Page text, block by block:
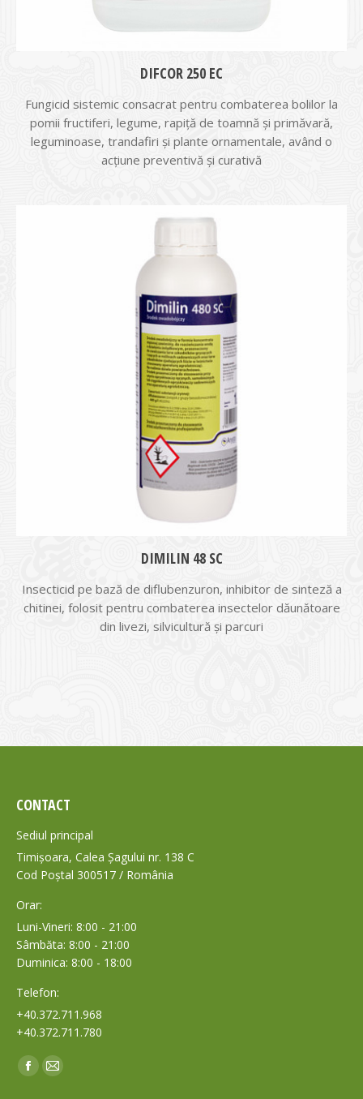
DIFCOR 250 EC
Fungicid sistemic consacrat pentru combaterea bolilor la
pomii fructiferi, legume, rapiţă de toamnă şi primăvară,
leguminoase, trandafiri şi plante ornamentale, având o
acţiune preventivă şi curativă
DIMILIN 48 SC
Insecticid pe bază de diflubenzuron, inhibitor de sinteză a
chitinei, folosit pentru combaterea insectelor dăunătoare
din livezi, silvicultură și parcuri
CONTACT
Sediul principal
Timișoara, Calea Șagului nr. 138 C
Cod Poștal 300517 / România
Orar:
Luni-Vineri: 8:00 - 21:00
Sâmbăta: 8:00 - 21:00
Duminica: 8:00 - 18:00
Telefon:
+40.372.711.968
+40.372.711.780
Find us on:
Facebook
Mail